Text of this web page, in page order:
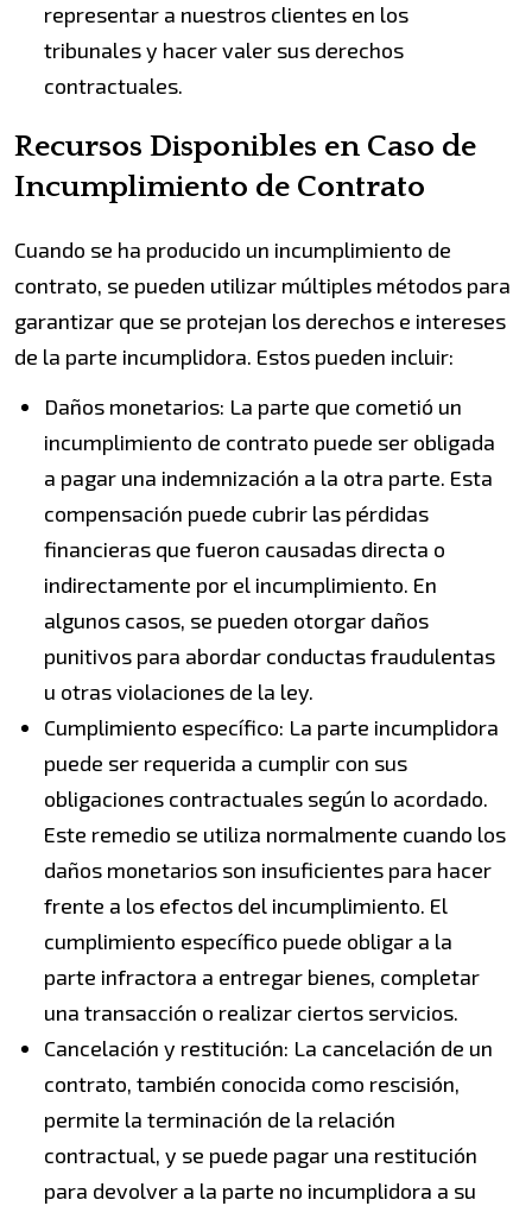
representar a nuestros clientes en los
tribunales y hacer valer sus derechos
contractuales.
Recursos Disponibles en Caso de
Incumplimiento de Contrato
Cuando se ha producido un incumplimiento de
contrato, se pueden utilizar múltiples métodos para
garantizar que se protejan los derechos e intereses
de la parte incumplidora. Estos pueden incluir:
Daños monetarios: La parte que cometió un
incumplimiento de contrato puede ser obligada
a pagar una indemnización a la otra parte. Esta
compensación puede cubrir las pérdidas
financieras que fueron causadas directa o
indirectamente por el incumplimiento. En
algunos casos, se pueden otorgar daños
punitivos para abordar conductas fraudulentas
u otras violaciones de la ley.
Cumplimiento específico: La parte incumplidora
puede ser requerida a cumplir con sus
obligaciones contractuales según lo acordado.
Este remedio se utiliza normalmente cuando los
daños monetarios son insuficientes para hacer
frente a los efectos del incumplimiento. El
cumplimiento específico puede obligar a la
parte infractora a entregar bienes, completar
una transacción o realizar ciertos servicios.
Cancelación y restitución: La cancelación de un
contrato, también conocida como rescisión,
permite la terminación de la relación
contractual, y se puede pagar una restitución
para devolver a la parte no incumplidora a su